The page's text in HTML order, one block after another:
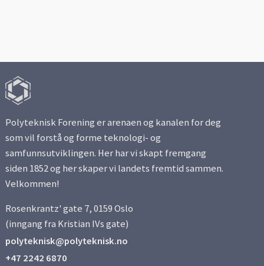
Polyteknisk Forening er arenaen og kanalen for deg
som vil forstå og forme teknologi- og
samfunnsutviklingen. Her har vi skapt fremgang
siden 1852 og her skaper vi landets fremtid sammen.
Velkommen!
Rosenkrantz' gate 7, 0159 Oslo
(inngang fra Kristian IVs gate)
polyteknisk@polyteknisk.no
+47 2242 6870